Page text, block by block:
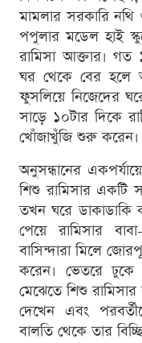
মামলার সরকারি নথি
পপুলার মডেল হাই
রামিসা আক্তার।
ঘর থেকে বের হলে
ফুসলিয়ে নিজেদের
সাড়ে ১০টার দিকে
খোঁজাখুঁজি শুরু করেন।
অনুসন্ধানের
শিশু রামিসার একটি
তখন ঘরে ডাকাডাকি
পেয়ে রামিসার
বাসিন্দারা মিলে
করেন। ভেতরে ঢুকে
মেঝেতে শিশু
দেখেন এবং
বালতি থেকে তার